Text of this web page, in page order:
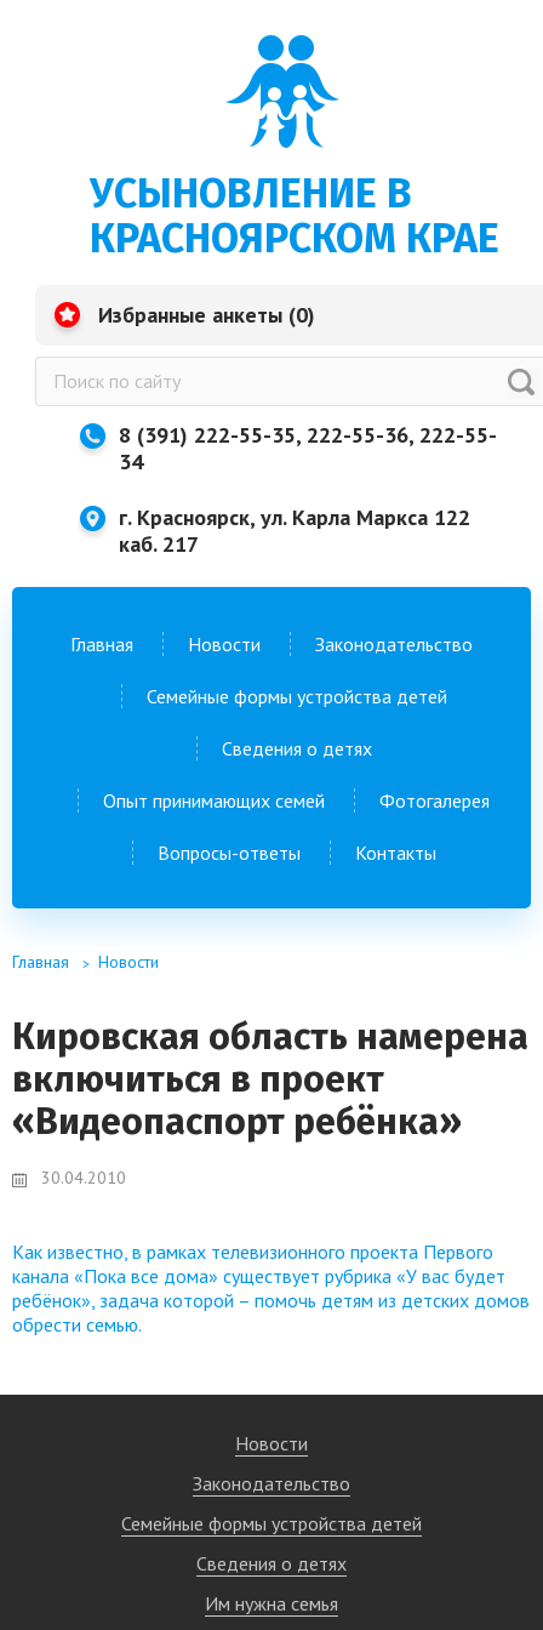
УСЫНОВЛЕНИЕ В
КРАСНОЯРСКОМ КРАЕ
Избранные анкеты (0)
8 (391) 222-55-35, 222-55-36, 222-55-
34
г. Красноярск, ул. Карла Маркса 122
каб. 217
Главная Новости Законодательство
Семейные формы устройства детей
Сведения о детях
Опыт принимающих семей Фотогалерея
Вопросы-ответы Контакты
Главная Новости
Кировская область намерена
включиться в проект
«Видеопаспорт ребёнка»
30.04.2010
Как известно, в рамках телевизионного проекта Первого
канала «Пока все дома» существует рубрика «У вас будет
ребёнок», задача которой – помочь детям из детских домов
обрести семью.
Новости
Законодательство
Семейные формы устройства детей
Сведения о детях
Им нужна семья